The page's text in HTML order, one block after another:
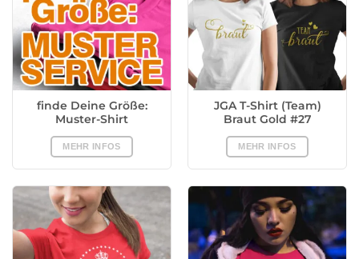
finde Deine Größe:
Muster-Shirt
MEHR INFOS
JGA T-Shirt (Team)
Braut Gold #27
MEHR INFOS